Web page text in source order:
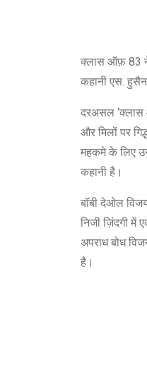
क्लास ऑफ़ 83
कहानी एस.
दरअसल ‘क्लास
और मिलों पर
महकमे के लिए
कहानी है।
बॉबी देओल
निजी ज़िंदगी में
अपराध बोध
है।